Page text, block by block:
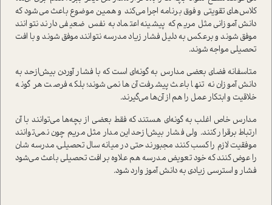
كلاس‌هاي تقويتي و فوق برنامه اجرا مي‌كند و همين موضوع باعث مي‌شود كه
دانش آموزاني مثل مريم كه پيشينه اعتماد به نفس ضعيفي دارند نتوانند
موفق شوند و برعكس به دليل فشار زياد مدرسه نتوانند موفق شوند و با افت
تحصيلي مواجه شوند.
متاسفانه فضاي بعضي مدارس به گونه‌اي است كه با فشار آوردن بيش‌ازحد به
دانش آموزان نه تنها باعث پيشرفت آن‌ها نمي‌شوند؛ بلكه فرصت هر گونه
خلاقيت و ابتكار عمل را هم از آن‌ها مي‌گيرند.
مدارس خاص اغلب به گونه‌اي هستند كه فقط بعضي از بچه‌ها مي‌توانند با آن
ارتباط برقرار كنند. ولي فشار بيش‌ازحد اين مدار مثل مريم چون نمي‌توانند
موفقيت لازم را كسب كنند مجبورند حتي در ميانه سال تحصيلي، مدرسه شان
را عوض كنند كه خود تعويض مدرسه هم علاوه بر افت تحصيلي باعث مي‌شود
فشار و استرسي زيادي به دانش آموز وارد شود.